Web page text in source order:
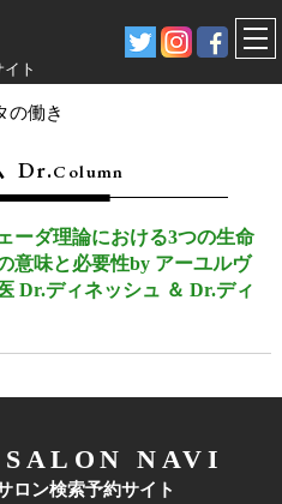
ト
の働き
Dr.Column
ーダ理論における3つの生命
意味と必要性by アーユルヴ
Dr.ディネッシュ ＆ Dr.ディ
NAVI
ロン検索予約サイト